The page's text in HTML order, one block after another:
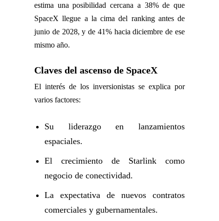
estima una posibilidad cercana a 38% de que
SpaceX llegue a la cima del ranking antes de
junio de 2028, y de 41% hacia diciembre de ese
mismo año.
Claves del ascenso de SpaceX
El interés de los inversionistas se explica por
varios factores:
Su liderazgo en lanzamientos
espaciales.
El crecimiento de Starlink como
negocio de conectividad.
La expectativa de nuevos contratos
comerciales y gubernamentales.